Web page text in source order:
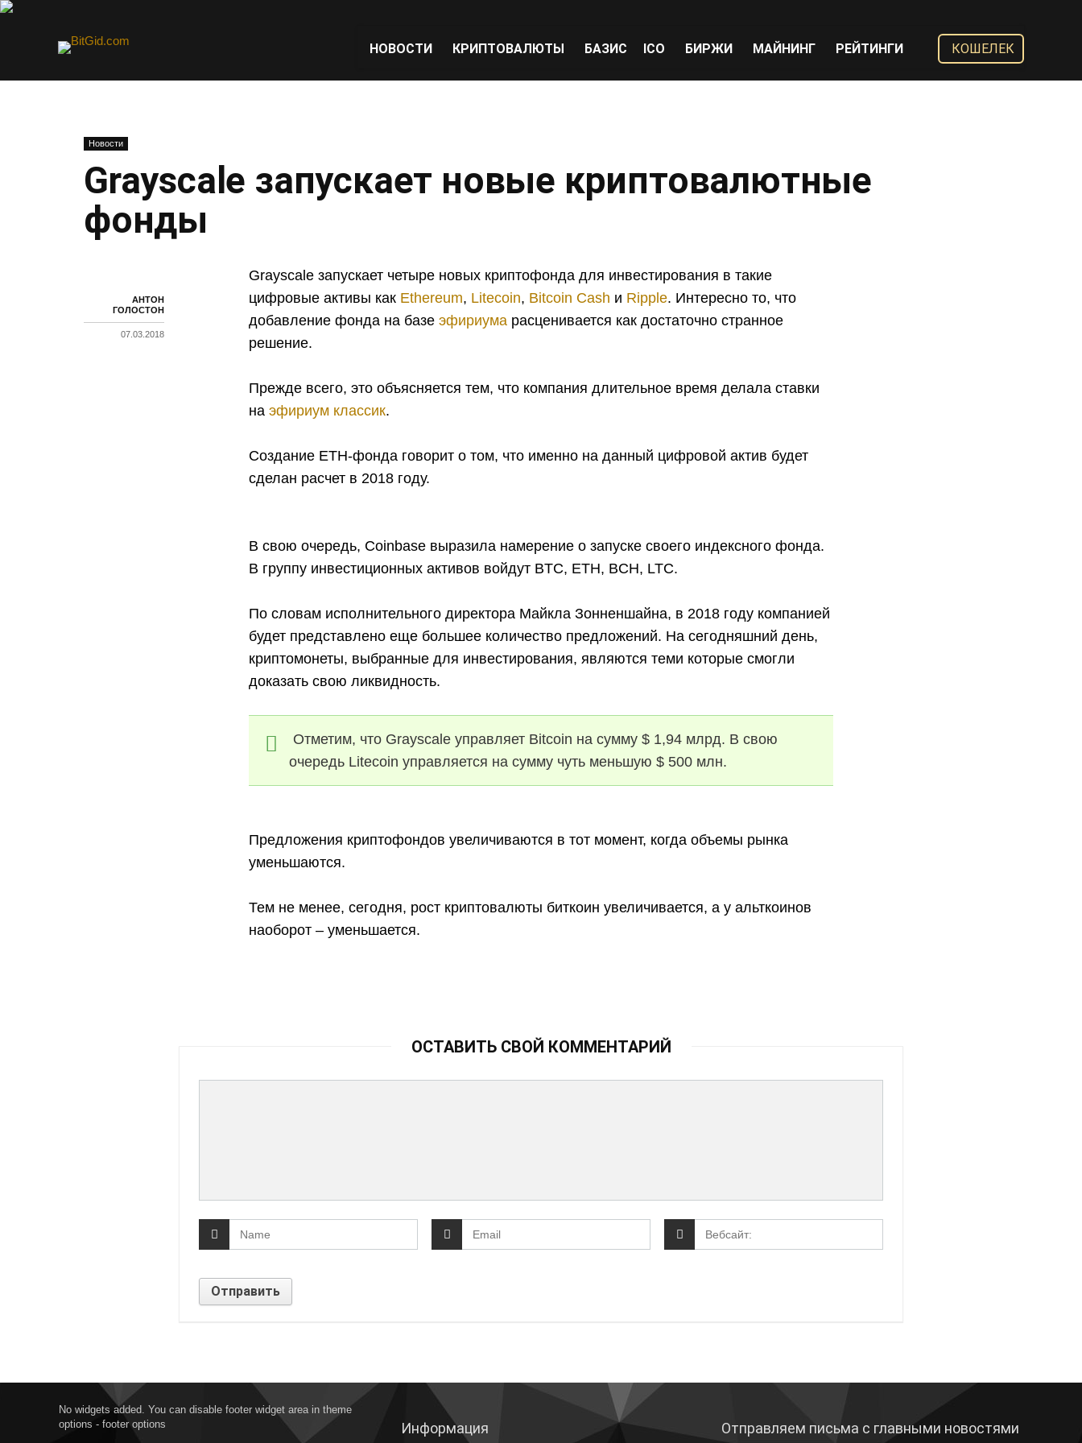
НОВОСТИ КРИПТОВАЛЮТЫ БАЗИС ICO БИРЖИ МАЙНИНГ РЕЙТИНГИ КОШЕЛЕК
Новости
Grayscale запускает новые криптовалютные
фонды
АНТОН
ГОЛОСТОН
07.03.2018
Grayscale запускает четыре новых криптофонда для инвестирования в такие
цифровые активы как Ethereum, Litecoin, Bitcoin Cash и Ripple. Интересно то, что
добавление фонда на базеэфириума расценивается как достаточно странное
решение.
Прежде всего, это объясняется тем, что компания длительное время делала ставки
наэфириум классик.
Создание ETH-фонда говорит о том, что именно на данный цифровой актив будет
сделан расчет в 2018 году.
В свою очередь, Coinbase выразила намерение о запуске своего индексного фонда.
В группу инвестиционных активов войдут BTC, ETH, BCH, LTC.
По словам исполнительного директора Майкла Зонненшайна, в 2018 году компанией
будет представлено еще большее количество предложений. На сегодняшний день,
криптомонеты, выбранные для инвестирования, являются теми которые смогли
доказать свою ликвидность.
Отметим, что Grayscale управляет Bitcoin на сумму $ 1,94 млрд. В свою
очередь Litecoin управляется на сумму чуть меньшую $ 500 млн.
Предложения криптофондов увеличиваются в тот момент, когда объемы рынка
уменьшаются.
Тем не менее, сегодня, рост криптовалюты биткоин увеличивается, а у альткоинов
наоборот – уменьшается.
ОСТАВИТЬ СВОЙ КОММЕНТАРИЙ
No widgets added. You can disable footer widget area in theme
options - footer options
Информация
Отправляем письма с главными новостями